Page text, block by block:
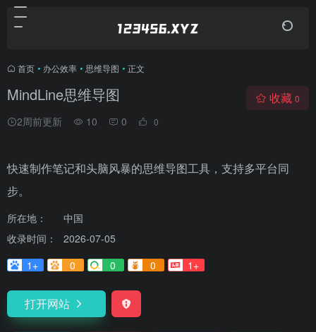
首页 • 办公效率 • 思维导图 • 正文
MindLine思维导图
2周前更新 10 0 0
收藏 0
快速制作笔记和头脑风暴的思维导图工具，支持多平台同
步。
所在地：
中国
收录时间：
2026-07-05
1+
0 0 0 1+
打开网站